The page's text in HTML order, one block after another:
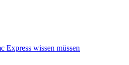
Express wissen müssen